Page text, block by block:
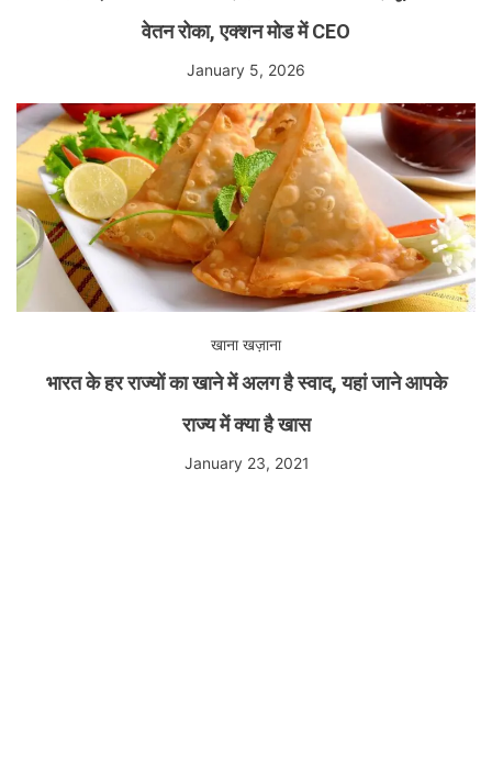
वेतन रोका, एक्शन मोड में CEO
January 5, 2026
खाना खज़ाना
भारत के हर राज्यों का खाने में अलग है स्वाद, यहां जाने आपके
राज्य में क्या है खास
January 23, 2021